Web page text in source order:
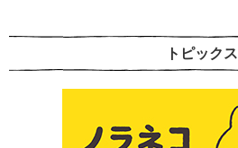
トピックス